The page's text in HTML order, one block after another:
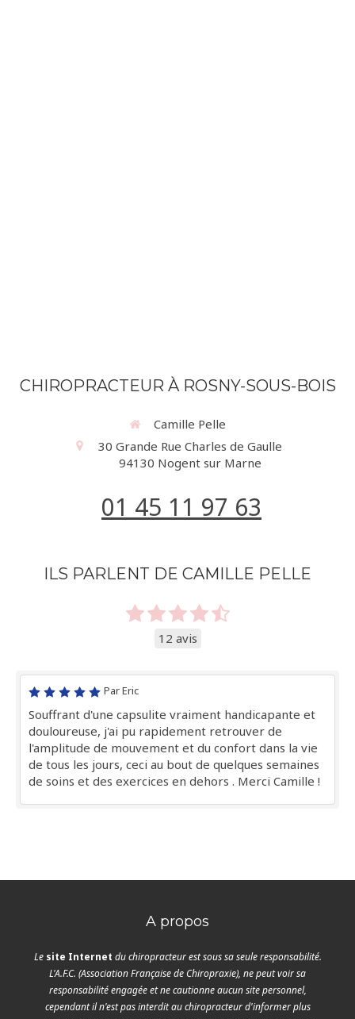
CHIROPRACTEUR À ROSNY-SOUS-BOIS
Camille Pelle
30 Grande Rue Charles de Gaulle
94130 Nogent sur Marne
01 45 11 97 63
ILS PARLENT DE CAMILLE PELLE
12 avis
Par Eric
Souffrant d'une capsulite vraiment handicapante et
douloureuse, j'ai pu rapidement retrouver de
l'amplitude de mouvement et du confort dans la vie
de tous les jours, ceci au bout de quelques semaines
de soins et des exercices en dehors . Merci Camille !
A propos
Le site Internet du chiropracteur est sous sa seule responsabilité.
L'A.F.C. (Association Française de Chiropraxie), ne peut voir sa
responsabilité engagée et ne cautionne aucun site personnel,
cependant il n'est pas interdit au chiropracteur d'informer plus